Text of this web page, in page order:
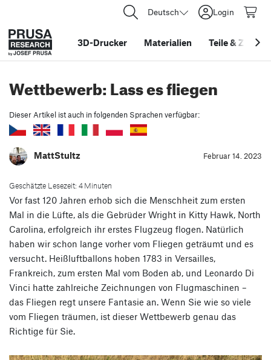
Deutsch Login
3D-Drucker Materialien Teile&
Wettbewerb: Lass es fliegen
Dieser Artikel ist auch in folgenden Sprachen verfügbar:
MattStultz Februar 14. 2023
Geschätzte Lesezeit: 4 Minuten
Vor fast 120 Jahren erhob sich die Menschheit zum ersten
Mal in die Lüfte, als die Gebrüder Wright in Kitty Hawk, North
Carolina, erfolgreich ihr erstes Flugzeug flogen. Natürlich
haben wir schon lange vorher vom Fliegen geträumt und es
versucht. Heißluftballons hoben 1783 in Versailles,
Frankreich, zum ersten Mal vom Boden ab, und Leonardo Di
Vinci hatte zahlreiche Zeichnungen von Flugmaschinen –
das Fliegen regt unsere Fantasie an. Wenn Sie wie so viele
vom Fliegen träumen, ist dieser Wettbewerb genau das
Richtige für Sie.